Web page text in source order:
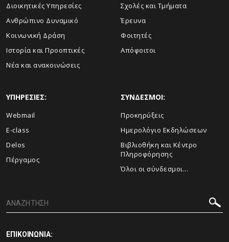
Διοικητικές Υπηρεσίες
Ανθρώπινο Δυναμικό
Κοινωνική Δράση
Ιστορία και Προοπτικές
Νέα και ανακοινώσεις
Σχολές και Τμήματα
Έρευνα
Φοιτητές
Απόφοιτοι
ΥΠΗΡΕΣΙΕΣ:
Webmail
E-class
Delos
Πέργαμος
ΣΥΝΔΕΣΜΟΙ:
Προκηρύξεις
Ημερολόγιο Εκδηλώσεων
Βιβλιοθήκη και Κέντρο
Πληροφόρησης
Όλοι οι σύνδεσμοι...
ΕΠΙΚΟΙΝΩΝΙΑ: